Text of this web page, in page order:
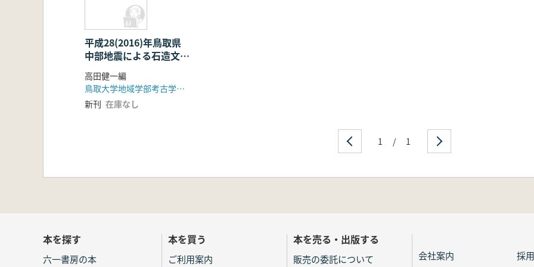
平成28(2016)年鳥取県
中部地震による石造文化
財の被害調査
高田健一編
鳥取大学地域学部考古学研究室・保存科学研究室
新刊 在庫なし
1 / 1
本を探す
六一書房の本
本を買う
ご利用案内
本を売る・出版する
販売の委託について 会社案内 採